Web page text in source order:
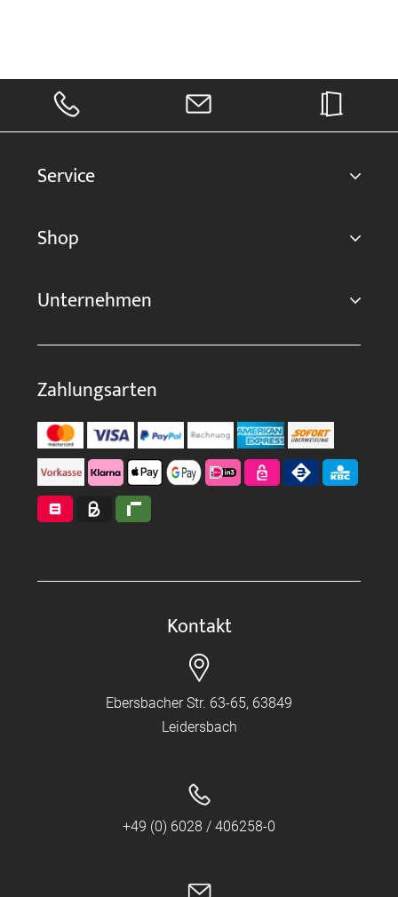
Service
Shop
Unternehmen
Zahlungsarten
Kontakt
Ebersbacher Str. 63-65, 63849
Leidersbach
+49 (0) 6028 / 406258-0